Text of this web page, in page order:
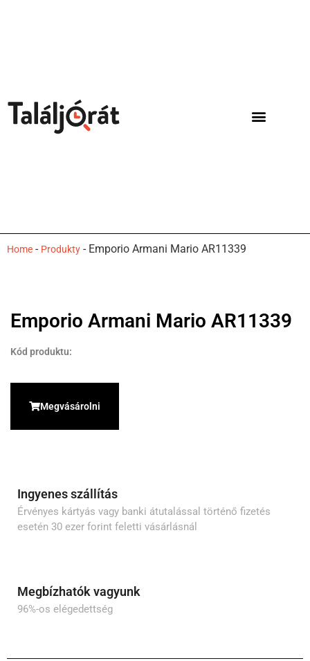
Home - Produkty - Emporio Armani Mario AR11339
Emporio Armani Mario AR11339
Kód produktu:
Megvásárolni
Ingyenes szállítás
Érvényes kártyás vagy banki átutalással történő fizetés
esetén 30 ezer forint feletti vásárlásnál
Megbízhatók vagyunk
96%-os elégedettség